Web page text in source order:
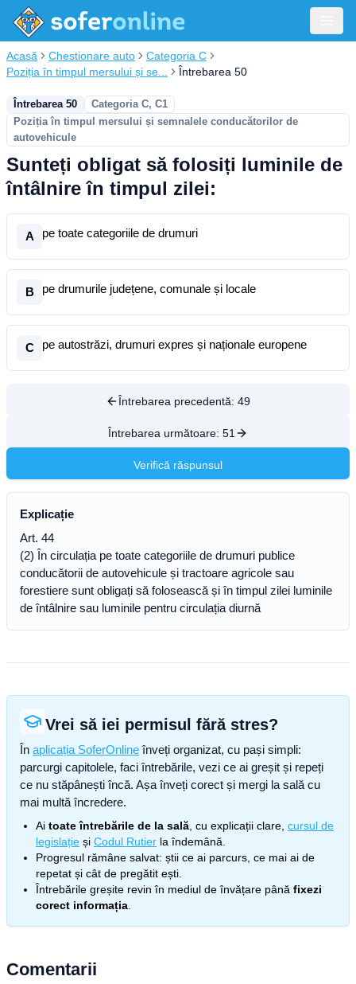
Acasă Chestionare auto
Categoria C
Poziția în timpul mersului și se...
Întrebarea 50
Întrebarea 50
Categoria C, C1
Poziția în timpul mersului și semnalele conducătorilor de
autovehicule
Sunteți obligat să folosiți luminile de
întâlnire în timpul zilei:
A pe toate categoriile de drumuri
B pe drumurile județene, comunale și locale
C pe autostrăzi, drumuri expres și naționale europene
Întrebarea precedentă: 49
Întrebarea următoare: 51
Verifică răspunsul
Explicație
Art. 44
(2) În circulația pe toate categoriile de drumuri publice
conducătorii de autovehicule și tractoare agricole sau
forestiere sunt obligați să folosească și în timpul zilei luminile
de întâlnire sau luminile pentru circulația diurnă
Vrei să iei permisul fără stres?
În aplicația SoferOnline înveți organizat, cu pași simpli:
parcurgi capitolele, faci întrebările, vezi ce ai greșit și repeți
ce nu stăpânești încă. Așa înveți corect și mergi la sală cu
mai multă încredere.
Ai toate întrebările de la sală , cu explicații clare, cursul de
legislație și Codul Rutier la îndemână.
Progresul rămâne salvat: știi ce ai parcurs, ce mai ai de
repetat și cât de pregătit ești.
Întrebările greșite revin în mediul de învățare până fixezi
corect informația
Comentarii